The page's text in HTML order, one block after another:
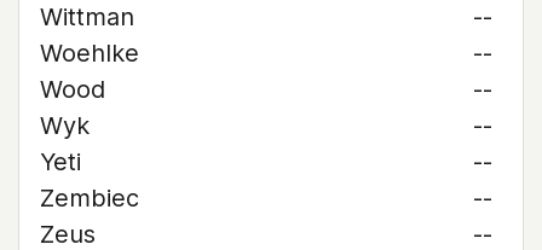
Wittman
--
Woehlke
--
Wood
--
Wyk
--
Yeti
--
Zembiec
--
Zeus
--